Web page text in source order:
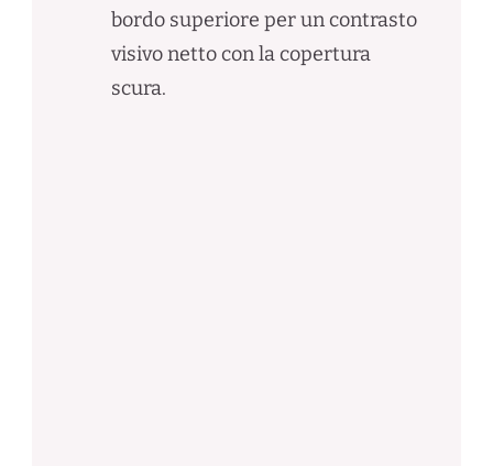
bordo superiore per un contrasto
visivo netto con la copertura
scura.